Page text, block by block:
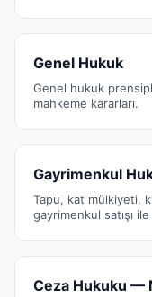
Genel Hukuk
Genel hukuk
mahkeme kararları.
Gayrimenkul
Tapu, kat mülkiyeti,
gayrimenkul satışı
Ceza Hukuku —